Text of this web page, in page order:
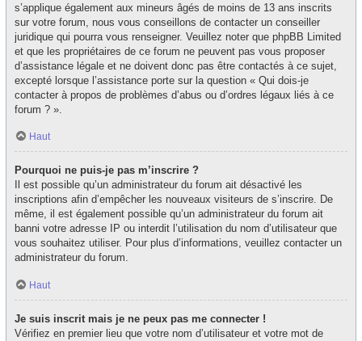
s’applique également aux mineurs âgés de moins de 13 ans inscrits
sur votre forum, nous vous conseillons de contacter un conseiller
juridique qui pourra vous renseigner. Veuillez noter que phpBB Limited
et que les propriétaires de ce forum ne peuvent pas vous proposer
d’assistance légale et ne doivent donc pas être contactés à ce sujet,
excepté lorsque l’assistance porte sur la question « Qui dois-je
contacter à propos de problèmes d’abus ou d’ordres légaux liés à ce
forum ? ».
Haut
Pourquoi ne puis-je pas m’inscrire ?
Il est possible qu’un administrateur du forum ait désactivé les
inscriptions afin d’empêcher les nouveaux visiteurs de s’inscrire. De
même, il est également possible qu’un administrateur du forum ait
banni votre adresse IP ou interdit l’utilisation du nom d’utilisateur que
vous souhaitez utiliser. Pour plus d’informations, veuillez contacter un
administrateur du forum.
Haut
Je suis inscrit mais je ne peux pas me connecter !
Vérifiez en premier lieu que votre nom d’utilisateur et votre mot de